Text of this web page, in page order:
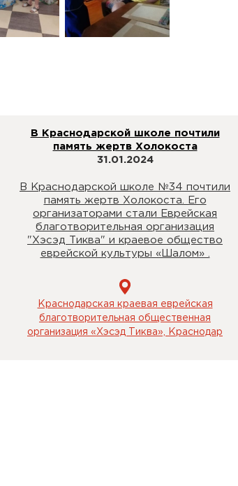
В Краснодарской школе почтили
память жертв Холокоста
31.01.2024
В Краснодарской школе №34 почтили
память жертв Холокоста. Его
организаторами стали Еврейская
благотворительная организация
"Хэсэд Тиква" и краевое общество
еврейской культуры «Шалом» .
Краснодарская краевая еврейская
благотворительная общественная
организация «Хэсэд Тиква», Краснодар